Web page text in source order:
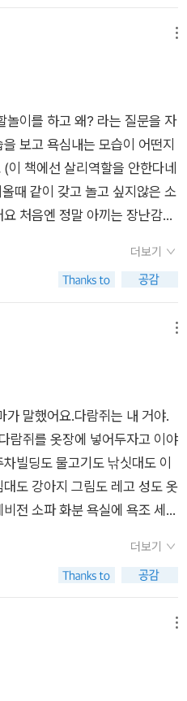
넣어둘까?'엄마는 이 말 한마
게 할 것이라는 사실을 상상도 못
러면 안 되는데…' 함께 그림책
뿐, 살리를 나무라지 않는데
두 가지가 있습니다.이 상황에
들어가는 옷장입니다. 현실 엄
한두 가지가 아니었던 것 같은
때, 안될 거라는 생각을 살리가
용해 주니 얻어낸 모험 같은 놀
는 혼자만의 것이었지만 결국
때나 급하게 손님 올 때 너무
입니다!ㅎㅎ[출판사로부터
인 견해에 의하여 작성하였습
놀이를 하고 왜? 라는 질문을 자
보고 욕심내는 모습이 어떤지
이 책에선 살리역할을 안한다네
때 같이 갖고 놀고 싶지않은 소
처음엔 정말 아끼는 장난감들
변기를 뗐지? 살리엄마는 어
다고 했어요 모든걸 옷장에 넣
남는게없다 라는게 느껴졌어
걸 옷장에 넣은 살리! 그 후는
에 녹아들며 저절로 느끼게 되
에 다니기시작하며 공유의 개
께 장난감을 갖고놀기 싫어하는
서 제공받아 작성한 후기입니다
더보기
가 말했어요.다람쥐는 내 거야.
람쥐를 옷장에 넣어두자고 이야
빌딩도 물고기도 낚싯대도 이
도 강아지 그림도 레고 성도 옷
전 소파 화분 욕실에 욕조 세면
어요.친구 니코가 도착했어요.
봐 니코도 옷장에 밀어 넣었
당탕탕!엄마도 니코도 다람쥐
차지하고 싶어 하는 아이의 마
요.아이에게 같이 놀면 재미있
더보기